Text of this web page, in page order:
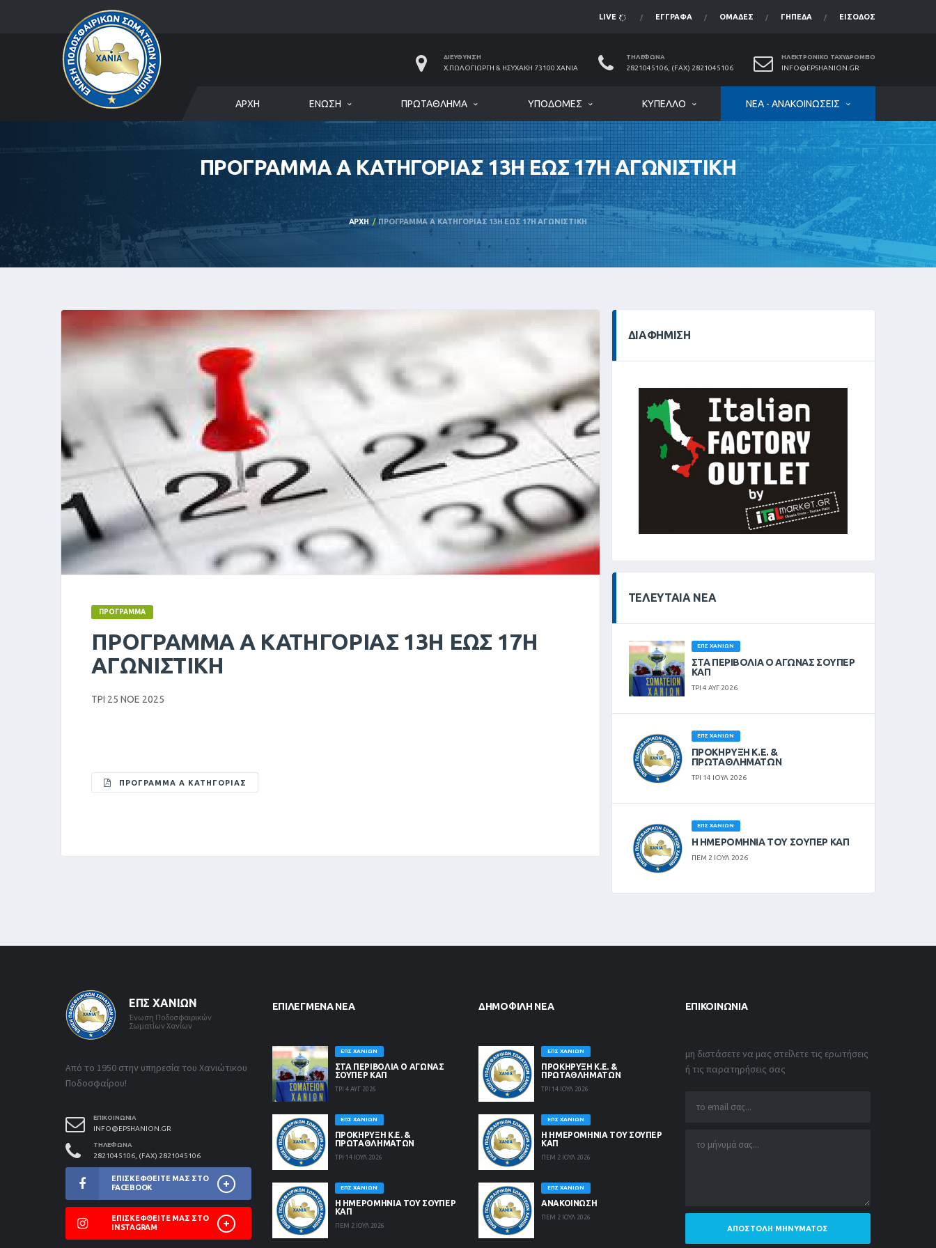
LIVE ΈΓΓΡΑΦΑ ΟΜΆΔΕΣ ΓΉΠΕΔΑ ΕΊΣΟΔΟΣ
ΔΙΕΎΘΥΝΣΗ
Χ.ΠΩΛΟΓΙΏΡΓΗ & ΗΣΥΧΆΚΗ 73100 ΧΑΝΙΆ
ΤΗΛΈΦΩΝΑ
2821045106, (FAX) 2821045106
ΗΛΕΚΤΡΟΝΙΚΌ ΤΑΧΥΔΡΟΜΕΊΟ
INFO@EPSHANION.GR
ΑΡΧΉ ΈΝΩΣΗ ΠΡΩΤΆΘΛΗΜΑ ΥΠΟΔΟΜΈΣ ΚΎΠΕΛΛΟ ΝΈΑ - ΑΝΑΚΟΙΝΏΣΕΙΣ
ΠΡΟΓΡΑΜΜΑ Α ΚΑΤΗΓΟΡΙΑΣ 13Η ΕΩΣ 17Η ΑΓΩΝΙΣΤΙΚΗ
ΑΡΧΉ ΠΡΟΓΡΑΜΜΑ Α ΚΑΤΗΓΟΡΙΑΣ 13Η ΕΩΣ 17Η ΑΓΩΝΙΣΤΙΚΗ
ΠΡΌΓΡΑΜΜΑ
ΠΡΟΓΡΑΜΜΑ Α ΚΑΤΗΓΟΡΙΑΣ 13Η ΕΩΣ 17Η
ΑΓΩΝΙΣΤΙΚΗ
ΤΡΙ 25 ΝΟΕ 2025
ΠΡΟΓΡΑΜΜΑ Α ΚΑΤΗΓΟΡΙΑΣ
ΔΙΑΦΉΜΙΣΗ
ΤΕΛΕΥΤΑΊΑ ΝΈΑ
ΕΠΣ ΧΑΝΊΩΝ
ΣΤΑ ΠΕΡΙΒΟΛΙΑ Ο ΑΓΩΝΑΣ ΣΟΥΠΕΡ
ΚΑΠ
ΤΡΙ 4 ΑΥΓ 2026
ΕΠΣ ΧΑΝΊΩΝ
ΠΡΟΚΗΡΥΞΗ Κ.Ε. &
ΠΡΩΤΑΘΛΗΜΑΤΩΝ
ΤΡΙ 14 ΙΟΥΛ 2026
ΕΠΣ ΧΑΝΊΩΝ
Η ΗΜΕΡΟΜΗΝΙΑ ΤΟΥ ΣΟΥΠΕΡ ΚΑΠ
ΠΕΜ 2 ΙΟΥΛ 2026
ΕΠΣ ΧΑΝΊΩΝ
Ένωση Ποδοσφαιρικών
Σωματίων Χανίων
Από το 1950 στην υπηρεσία του Χανιώτικου
Ποδοσφαίρου!
ΕΠΙΚΟΙΝΩΝΊΑ
INFO@EPSHANION.GR
ΤΗΛΈΦΩΝΑ
2821045106, (FAX) 2821045106
ΕΠΙΣΚΕΦΘΕΊΤΕ ΜΑΣ ΣΤΟ
FACEBOOK
ΕΠΙΣΚΕΦΘΕΊΤΕ ΜΑΣ ΣΤΟ
INSTAGRAM
ΕΠΙΛΕΓΜΈΝΑ ΝΈΑ
ΕΠΣ ΧΑΝΊΩΝ
ΣΤΑ ΠΕΡΙΒΟΛΙΑ Ο ΑΓΩΝΑΣ
ΣΟΥΠΕΡ ΚΑΠ
ΤΡΙ 4 ΑΥΓ 2026
ΕΠΣ ΧΑΝΊΩΝ
ΠΡΟΚΗΡΥΞΗ Κ.Ε. &
ΠΡΩΤΑΘΛΗΜΑΤΩΝ
ΤΡΙ 14 ΙΟΥΛ 2026
ΕΠΣ ΧΑΝΊΩΝ
Η ΗΜΕΡΟΜΗΝΙΑ ΤΟΥ ΣΟΥΠΕΡ
ΚΑΠ
ΠΕΜ 2 ΙΟΥΛ 2026
ΔΗΜΟΦΙΛΉ ΝΈΑ
ΕΠΣ ΧΑΝΊΩΝ
ΠΡΟΚΗΡΥΞΗ Κ.Ε. &
ΠΡΩΤΑΘΛΗΜΑΤΩΝ
ΤΡΙ 14 ΙΟΥΛ 2026
ΕΠΣ ΧΑΝΊΩΝ
Η ΗΜΕΡΟΜΗΝΙΑ ΤΟΥ ΣΟΥΠΕΡ
ΚΑΠ
ΠΕΜ 2 ΙΟΥΛ 2026
ΕΠΣ ΧΑΝΊΩΝ
ΑΝΑΚΟΙΝΩΣΗ
ΠΕΜ 2 ΙΟΥΛ 2026
ΕΠΙΚΟΙΝΩΝΊΑ
μη διστάσετε να μας στείλετε τις ερωτήσεις
ή τις παρατηρήσεις σας
ΑΠΟΣΤΟΛΉ ΜΗΝΎΜΑΤΟΣ